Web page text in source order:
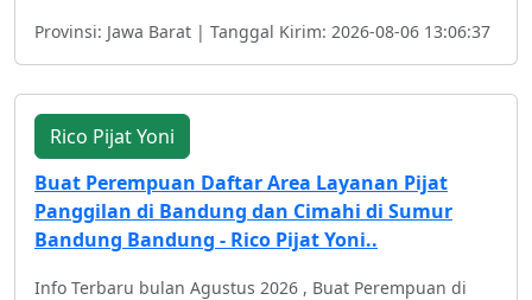
Provinsi: Jawa Barat | Tanggal Kirim: 2026-08-06 13:06:37
Rico Pijat Yoni
Buat Perempuan Daftar Area Layanan Pijat
Panggilan di Bandung dan Cimahi di Sumur
Bandung Bandung - Rico Pijat Yoni..
Info Terbaru bulan Agustus 2026 , Buat Perempuan di